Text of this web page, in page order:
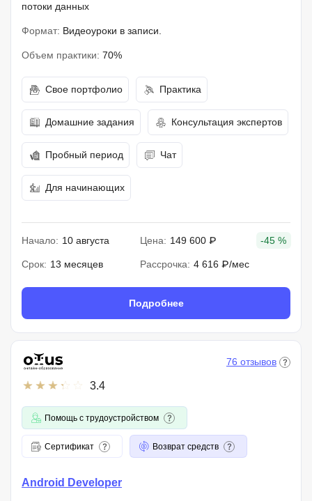
потоки данных
Формат: Видеоуроки в записи.
Объем практики: 70%
Свое портфолио Практика
Домашние задания Консультация экспертов
Пробный период Чат
Для начинающих
Начало: 10 августа Цена: 149 600 ₽ -45 %
Срок: 13 месяцев Рассрочка: 4 616 ₽/мес
Подробнее
3.4
76 отзывов
Помощь с трудоустройством
Сертификат Возврат средств
Android Developer